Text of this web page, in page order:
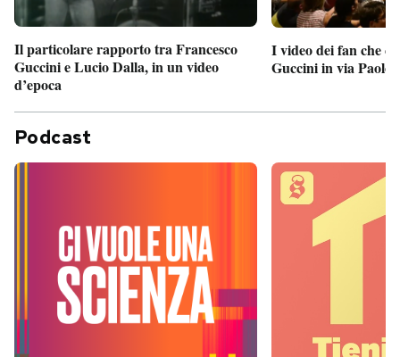
Il particolare rapporto tra Francesco
Guccini e Lucio Dalla, in un video
d’epoca
I video dei fan che
Guccini in via Paolo
Podcast